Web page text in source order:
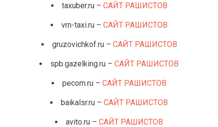
taxuber.ru – САЙТ РАШИСТОВ
vrn-taxi.ru – САЙТ РАШИСТОВ
gruzovichkof.ru – САЙТ РАШИСТОВ
spb.gazelking.ru – САЙТ РАШИСТОВ
pecom.ru – САЙТ РАШИСТОВ
baikalsr.ru – САЙТ РАШИСТОВ
avito.ru – САЙТ РАШИСТОВ